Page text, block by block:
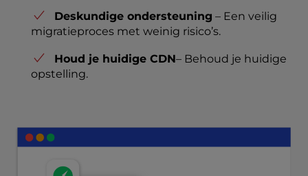
Deskundige ondersteuning – Een veilig
migratieproces met weinig risico’s.
Houd je huidige CDN– Behoud je huidige
opstelling.